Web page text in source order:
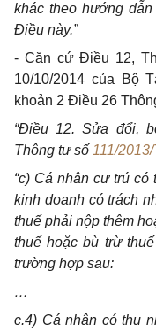
khác theo hướng
Điều này.”
- Căn cứ Điều 12,
10/10/2014 của Bộ
khoản 2 Điều 26
“Điều 12. Sửa đổi,
Thông tư số 111/
“c) Cá nhân cư trú
kinh doanh có trách
thuế phải nộp thêm
thuế hoặc bù trừ
trường hợp sau:
…
c.4) Cá nhân có thu